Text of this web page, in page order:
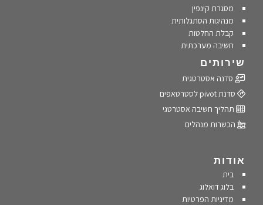
מסגרת קינפין
מנהיגות הסתגלותית
קבלת החלטות
חשיבה מערכתית
שירותים
סדנה אסטרטגית
סדנת pivot לסטרטאפים
תהליך חשיבה אסטרטגי
הכשרות מנהלים
אודות
בית
בלוג דואלוג
מדיניות הפרטיות